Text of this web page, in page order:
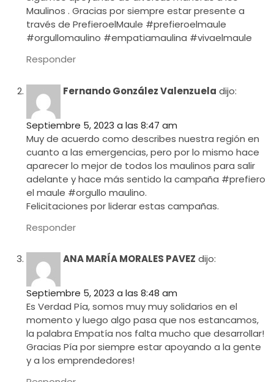
Maulinos . Gracias por siempre estar presente a
través de PrefieroelMaule #prefieroelmaule
#orgullomaulino #empatiamaulina #vivaelmaule
Responder
Fernando González Valenzuela dijo:
Septiembre 5, 2023 a las 8:47 am
Muy de acuerdo como describes nuestra región en
cuanto a las emergencias, pero por lo mismo hace
aparecer lo mejor de todos los maulinos para salir
adelante y hace más sentido la campaña #prefiero
el maule #orgullo maulino.
Felicitaciones por liderar estas campañas.
Responder
ANA MARÍA MORALES PAVEZ dijo:
Septiembre 5, 2023 a las 8:48 am
Es Verdad Pía, somos muy muy solidarios en el
momento y luego algo pasa que nos estancamos,
la palabra Empatía nos falta mucho que desarrollar!
Gracias Pía por siempre estar apoyando a la gente
y a los emprendedores!